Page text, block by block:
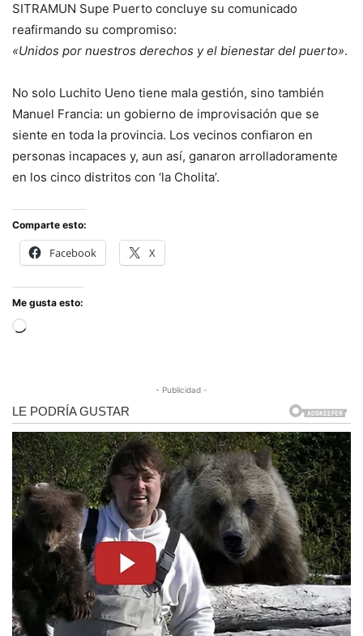
SITRAMUN Supe Puerto concluye su comunicado
reafirmando su compromiso:
«Unidos por nuestros derechos y el bienestar del puerto».
No solo Luchito Ueno tiene mala gestión, sino también
Manuel Francia: un gobierno de improvisación que se
siente en toda la provincia. Los vecinos confiaron en
personas incapaces y, aun así, ganaron arrolladoramente
en los cinco distritos con ‘la Cholita’.
Comparte esto:
Facebook X
Me gusta esto:
Cargando...
- Publicidad -